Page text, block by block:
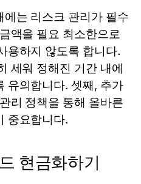
는 리스크 관리가 필수
액을 필요 최소한으로
용하지 않도록 합니다.
세워 정해진 기간 내에
유의합니다. 셋째, 추가
리 정책을 통해 올바른
중요합니다.
현금화하기